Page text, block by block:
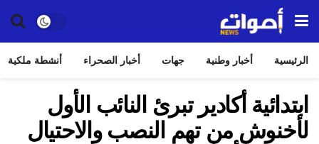
الرئيسية أخبار وطنية جهات أخبار الصحراء أنشطة ملكية
ابتدائية أكادير تبرئ النائب الأول
لأخنوش من تهم النصب والاحتيال